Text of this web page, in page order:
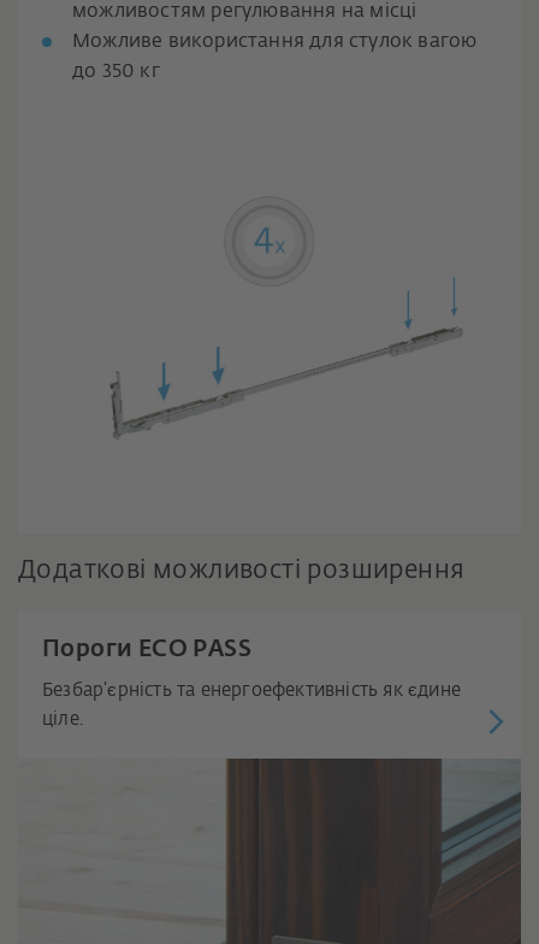
можливостям регулювання на місці
Можливе використання для стулок вагою
до 350 кг
Додаткові можливості розширення
Пороги ECO PASS
Безбар’єрність та енергоефективність як єдине
ціле.